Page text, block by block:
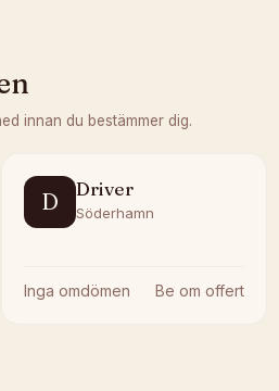
innan du bestämmer dig.
D Driver
Söderhamn
Inga omdömen Be om offert